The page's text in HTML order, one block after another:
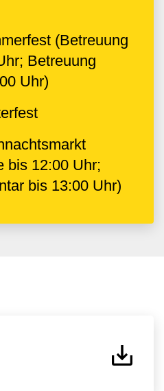
(Betreuung
Betreuung
Uhr)
bis 12:00 Uhr;
bis 13:00 Uhr)